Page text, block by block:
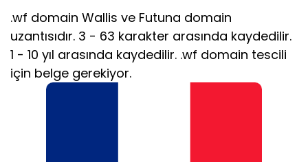
.wf domain Wallis ve Futuna domain
uzantısıdır. 3 - 63 karakter arasında kaydedilir.
1 - 10 yıl arasında kaydedilir. .wf domain tescili
için belge gerekiyor.